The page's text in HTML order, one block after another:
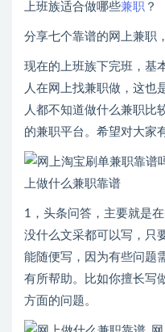
上班族适合做哪些兼职 ？
分享七个靠谱的网上兼职
现在的上班族下完班，基
人在网上找兼职做，这也
人都不知道做什么兼职比
的兼职平台。希望对大家
1，头条问答，主要就是
没什么文采都可以写，只
能随便写，因为有些问题
有所帮助。比如你擅长写
方面的问题。